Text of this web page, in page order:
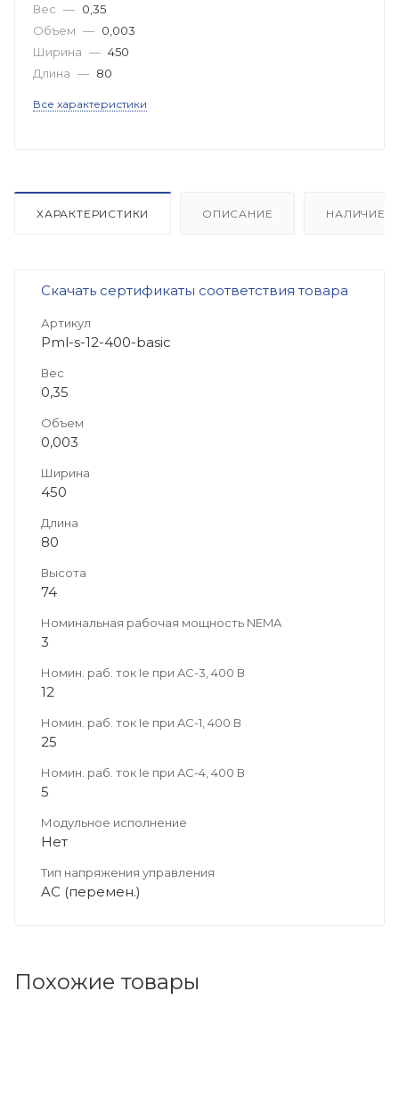
Вес — 0,35
Объем — 0,003
Ширина — 450
Длина — 80
Все характеристики
ХАРАКТЕРИСТИКИ ОПИСАНИЕ НАЛИЧИЕ
Скачать сертификаты соответствия товара
Артикул
Pml-s-12-400-basic
Вес
0,35
Объем
0,003
Ширина
450
Длина
80
Высота
74
Номинальная рабочая мощность NEMA
3
Номин. раб. ток Ie при AC-3, 400 В
12
Номин. раб. ток Ie при AC-1, 400 В
25
Номин. раб. ток Ie при AC-4, 400 В
5
Модульное исполнение
Нет
Тип напряжения управления
AC (перемен.)
Похожие товары